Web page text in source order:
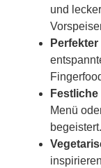
und
Menü